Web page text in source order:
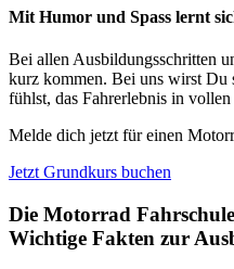
Mit Humor und Spass lernt
Bei allen Ausbildungsschritten
kurz kommen. Bei uns wirst Du
fühlst, das Fahrerlebnis in vollen
Melde dich jetzt für einen
Jetzt Grundkurs buchen
Die Motorrad
Wichtige Fakten zur